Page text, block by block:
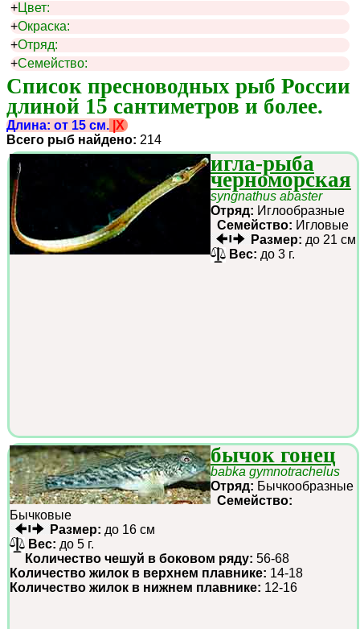
+Цвет:
+Окраска:
+Отряд:
+Семейство:
Список пресноводных рыб России
длиной 15 сантиметров и более.
Длина: от 15 см. |X
Всего рыб найдено: 214
игла-рыба
черноморская
syngnathus abaster
Отряд: Иглообразные
Семейство: Игловые
Размер: до 21 см
Вес: до 3 г.
бычок гонец
babka gymnotrachelus
Отряд: Бычкообразные
Семейство:
Бычковые
Размер: до 16 см
Вес: до 5 г.
Количество чешуй в боковом ряду: 56-68
Количество жилок в верхнем плавнике: 14-18
Количество жилок в нижнем плавнике: 12-16